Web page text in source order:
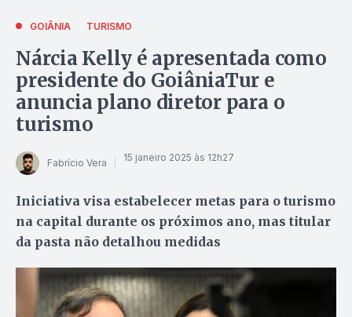
GOIÂNIA TURISMO
Nárcia Kelly é apresentada como
presidente do GoiâniaTur e
anuncia plano diretor para o
turismo
Fabrício Vera 15 janeiro 2025 às 12h27
Iniciativa visa estabelecer metas para o turismo
na capital durante os próximos ano, mas titular
da pasta não detalhou medidas